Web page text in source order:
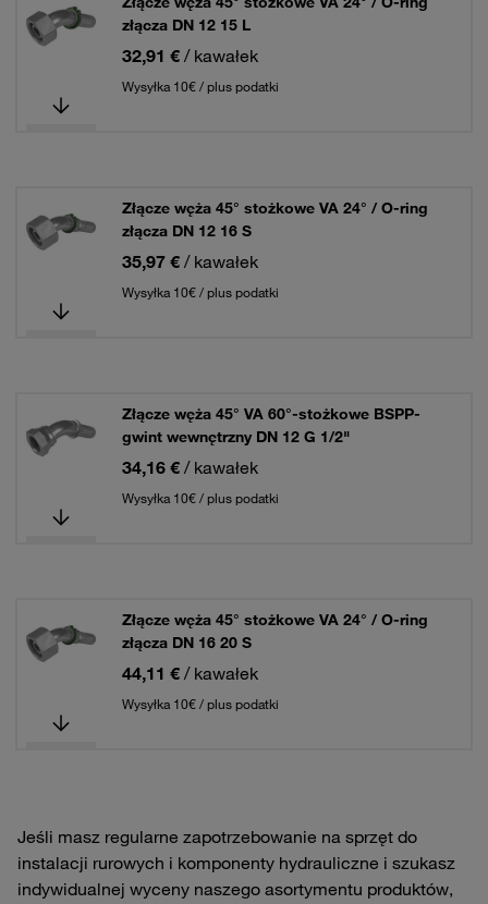
złącza DN 12 15 L
32,91 € / kawałek
Wysyłka 10€ / plus podatki
Złącze węża 45° stożkowe VA 24° / O-ring
złącza DN 12 16 S
35,97 € / kawałek
Wysyłka 10€ / plus podatki
Złącze węża 45° VA 60°-stożkowe BSPP-
gwint wewnętrzny DN 12 G 1/2"
34,16 € / kawałek
Wysyłka 10€ / plus podatki
Złącze węża 45° stożkowe VA 24° / O-ring
złącza DN 16 20 S
44,11 € / kawałek
Wysyłka 10€ / plus podatki
Jeśli masz regularne zapotrzebowanie na sprzęt do
instalacji rurowych i komponenty hydrauliczne i szukasz
indywidualnej wyceny naszego asortymentu produktów,